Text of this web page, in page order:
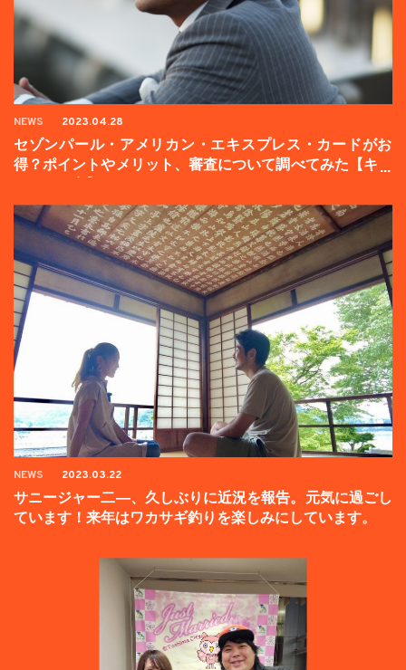
NEWS 2023.04.28
セゾンパール・アメリカン・エキスプレス・カードがお
得？ポイントやメリット、審査について調べてみた【キャ
NEWS 2023.03.22
サニージャー二―、久しぶりに近況を報告。元気に過ごし
ています！来年はワカサギ釣りを楽しみにしています。